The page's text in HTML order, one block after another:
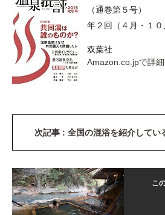
（通巻第５号）
年２回（４月・１０
双葉社
Amazon.co.jpで詳
次記事 : 全国の混浴を紹介してい
こ